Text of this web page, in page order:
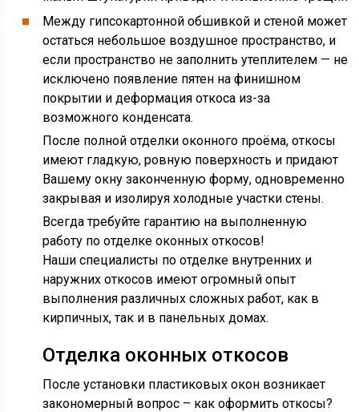
Между гипсокартонной обшивкой и стеной может
остаться небольшое воздушное пространство, и
если пространство не заполнить утеплителем — не
исключено появление пятен на финишном
покрытии и деформация откоса из-за
возможного конденсата.
После полной отделки оконного проёма, откосы
имеют гладкую, ровную поверхность и придают
Вашему окну законченную форму, одновременно
закрывая и изолируя холодные участки стены.
Всегда требуйте гарантию на выполненную
работу по отделке оконных откосов!
Наши специалисты по отделке внутренних и
наружних откосов имеют огромный опыт
выполнения различных сложных работ, как в
кирпичных, так и в панельных домах.
Отделка оконных откосов
После установки пластиковых окон возникает
закономерный вопрос – как оформить откосы?